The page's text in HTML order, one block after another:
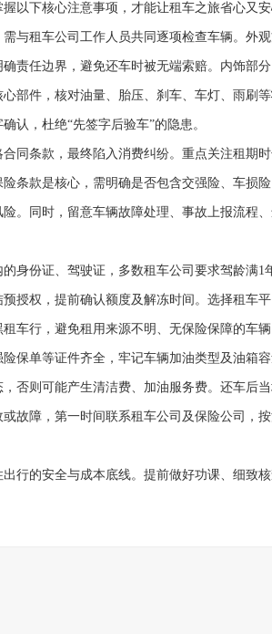
以下核心注意事项，才能让租车之旅省心又安
与租车公司工作人员共同逐项检查车辆。外
责任边界，避免还车时被无端索赔。内饰部
部件，核对油量、胎压、刹车、车灯、雨刷
认，杜绝“先签字后验车”的隐患。
同条款，最终陷入消费纠纷。重点关注租期时
条款是核心，需明确是否包含交强险、车损
。同时，留意车辆故障处理、事故上报流程
身份证、驾驶证，多数租车公司要求驾龄满1
授权，提前确认额度及解冻时间。选择租车
车行，避免租用来源不明、无保险保障的车辆
保单等证件齐全，牢记车辆加油类型及油箱
否则可能产生清洁费、加油服务费。还车后
故障，第一时间联系租车公司及保险公司，
行的安全与成本底线。提前做好功课、细致核